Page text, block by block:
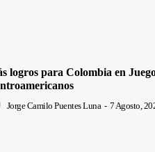
logros para Colombia en
Jorge Camilo Puentes Luna - 7 Agosto,